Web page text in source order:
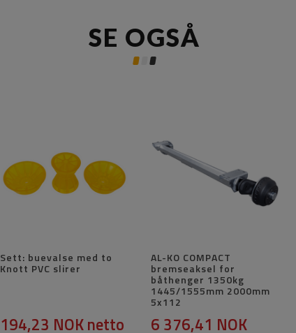
SE OGSÅ
Sett: buevalse med to
Knott PVC slirer
194,23 NOKnetto
AL-KO COMPACT
bremseaksel for
båthenger 1350kg
1445/1555mm 2000mm
5x112
6 376,41 NOK